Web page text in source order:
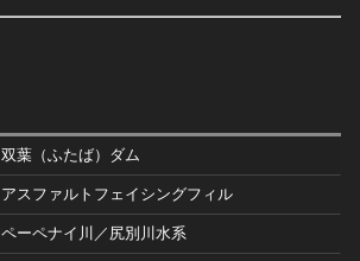
双葉（ふたば）ダム
アスファルトフェイシングフィル
ペーペナイ川／尻別川水系